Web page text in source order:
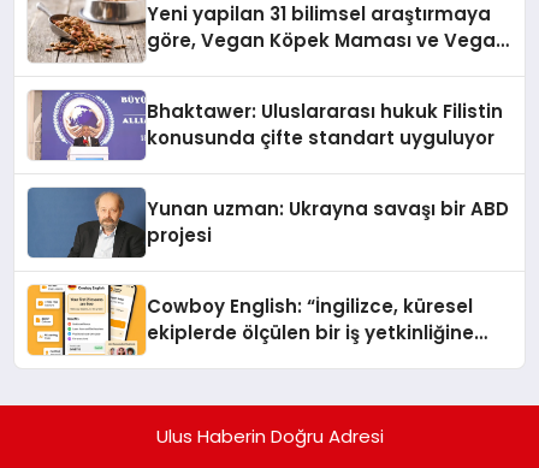
Yeni yapilan 31 bilimsel araştırmaya
göre, Vegan Köpek Maması ve Vegan
Bhaktawer: Uluslararası hukuk Filistin
konusunda çifte standart uyguluyor
Yunan uzman: Ukrayna savaşı bir ABD
projesi
Cowboy English: “İngilizce, küresel
ekiplerde ölçülen bir iş yetkinliğine
Ulus Haberin Doğru Adresi